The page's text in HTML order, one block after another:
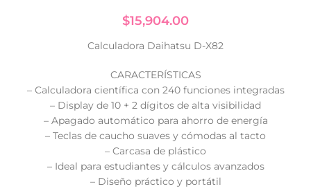
$15,904.00
Calculadora Daihatsu D-X82
CARACTERÍSTICAS
– Calculadora científica con 240 funciones integradas
– Display de 10 + 2 dígitos de alta visibilidad
– Apagado automático para ahorro de energía
– Teclas de caucho suaves y cómodas al tacto
– Carcasa de plástico
– Ideal para estudiantes y cálculos avanzados
– Diseño práctico y portátil